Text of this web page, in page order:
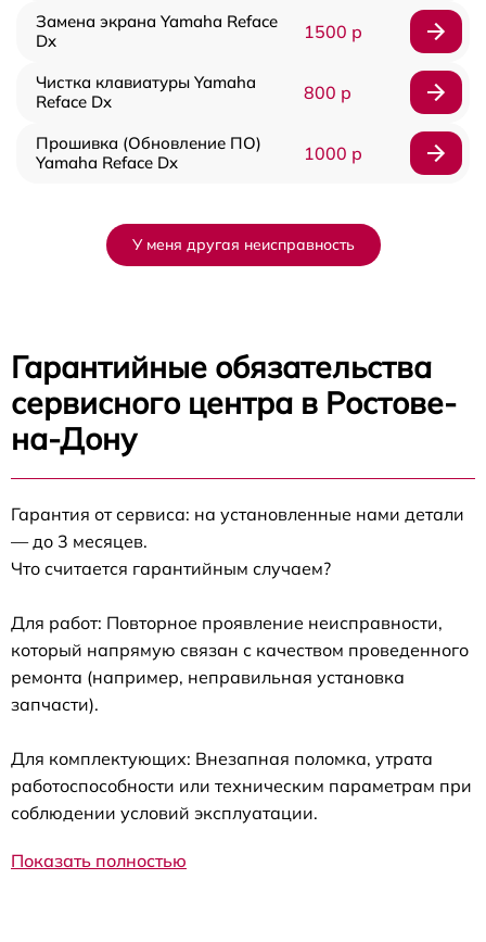
Замена экрана Yamaha Reface
Dx
1500 р
Чистка клавиатуры Yamaha
Reface Dx
800 р
Прошивка (Обновление ПО)
Yamaha Reface Dx
1000 р
У меня другая неисправность
Гарантийные обязательства
сервисного центра в Ростове-
на-Дону
Гарантия от сервиса: на установленные нами детали
— до 3 месяцев.
Что считается гарантийным случаем?
Для работ: Повторное проявление неисправности,
который напрямую связан с качеством проведенного
ремонта (например, неправильная установка
запчасти).
Для комплектующих: Внезапная поломка, утрата
работоспособности или техническим параметрам при
соблюдении условий эксплуатации.
Показать полностью